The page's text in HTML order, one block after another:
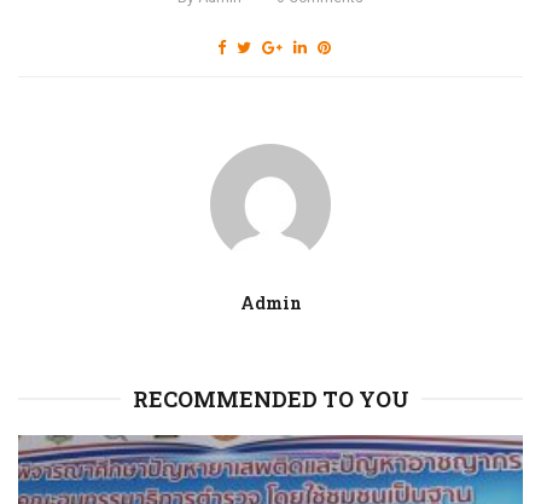
Admin
RECOMMENDED TO YOU